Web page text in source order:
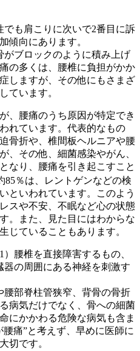
も肩こりに次いで2番目に訴
傾向にあります。
がブロックのように積み上げ
の多くは、腰椎に負担がかか
しますが、その他にもさまざ
ています。
、腰痛のうち原因が特定でき
れています。代表的なもの
骨折や、椎間板ヘルニアや腰
、その他、細菌感染やがん、
なり、腰痛を引き起こすこと
％は、レントゲンなどの検
といわれています。このよう
スや不安、不眠など心の状態
。また、見た目にはわからな
じていることもあります。
腰椎を直接障害するもの、
器の周囲にある神経を刺激す
腰部脊柱管狭窄、背骨の骨折
病気だけでなく、骨への細菌
にかかわる危険な病気も含ま
痛”と考えず、早めに医師に
切です。